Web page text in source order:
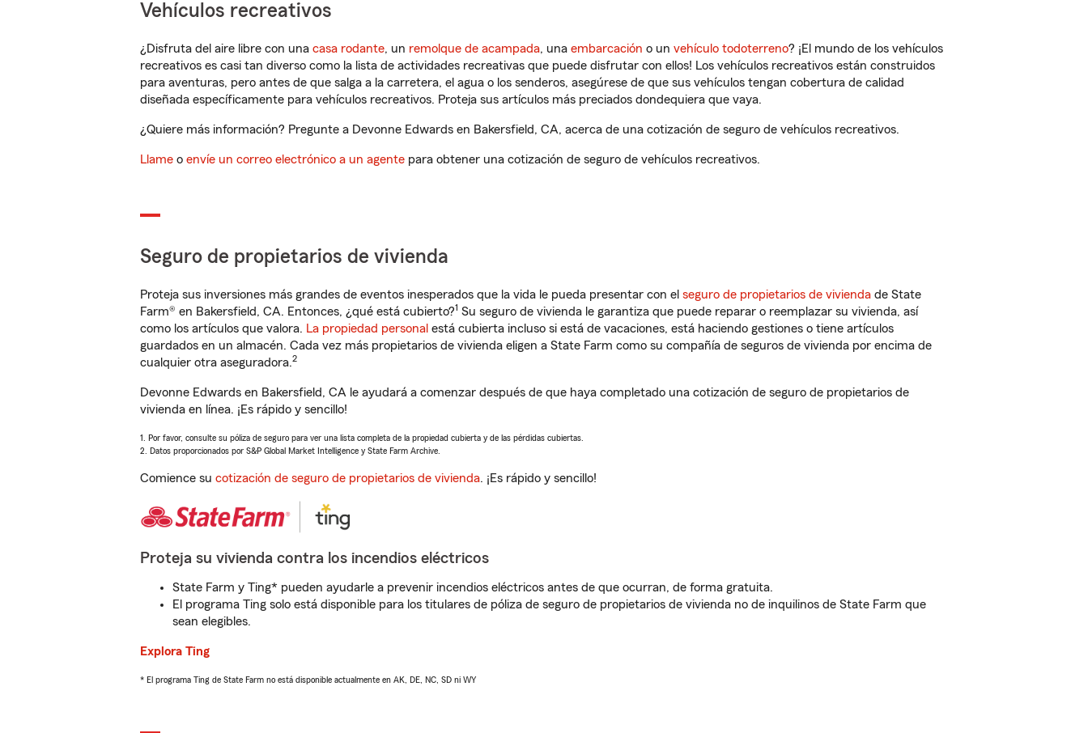
Vehículos recreativos
¿Disfruta del aire libre con una casa rodante, un remolque de acampada, una embarcación o un vehículo todoterreno? ¡El mundo de los vehículos
recreativos es casi tan diverso como la lista de actividades recreativas que puede disfrutar con ellos! Los vehículos recreativos están construidos
para aventuras, pero antes de que salga a la carretera, el agua o los senderos, asegúrese de que sus vehículos tengan cobertura de calidad
diseñada específicamente para vehículos recreativos. Proteja sus artículos más preciados dondequiera que vaya.
¿Quiere más información? Pregunte a Devonne Edwards en Bakersfield, CA, acerca de una cotización de seguro de vehículos recreativos.
Llame o envíe un correo electrónico a un agente para obtener una cotización de seguro de vehículos recreativos.
Seguro de propietarios de vivienda
Proteja sus inversiones más grandes de eventos inesperados que la vida le pueda presentar con el seguro de propietarios de vivienda de State
Farm® en Bakersfield, CA. Entonces, ¿qué está cubierto?1 Su seguro de vivienda le garantiza que puede reparar o reemplazar su vivienda, así
como los artículos que valora. La propiedad personal está cubierta incluso si está de vacaciones, está haciendo gestiones o tiene artículos
guardados en un almacén. Cada vez más propietarios de vivienda eligen a State Farm como su compañía de seguros de vivienda por encima de
cualquier otra aseguradora.2
Devonne Edwards en Bakersfield, CA le ayudará a comenzar después de que haya completado una cotización de seguro de propietarios de
vivienda en línea. ¡Es rápido y sencillo!
1. Por favor, consulte su póliza de seguro para ver una lista completa de la propiedad cubierta y de las pérdidas cubiertas.
2. Datos proporcionados por S&P Global Market Intelligence y State Farm Archive.
Comience su cotización de seguro de propietarios de vivienda. ¡Es rápido y sencillo!
Proteja su vivienda contra los incendios eléctricos
State Farm y Ting* pueden ayudarle a prevenir incendios eléctricos antes de que ocurran, de forma gratuita.
El programa Ting solo está disponible para los titulares de póliza de seguro de propietarios de vivienda no de inquilinos de State Farm que
sean elegibles.
Explora Ting
* El programa Ting de State Farm no está disponible actualmente en AK, DE, NC, SD ni WY